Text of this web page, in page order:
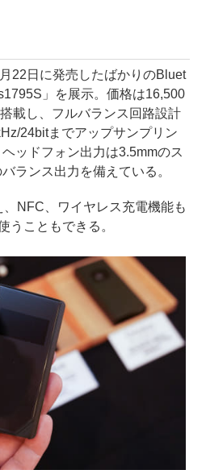
22日に発売したばかりのBluet
」を展示。価格は16,500
載し、フルバランス回路設計
24bitまでアップサンプリン
ッドフォン出力は3.5mmのス
ランス出力を備えている。
NFC、ワイヤレス充電機能も
うこともできる。